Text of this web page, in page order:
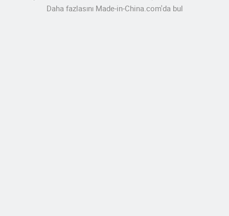
Daha fazlasını Made-in-China.com'da bul